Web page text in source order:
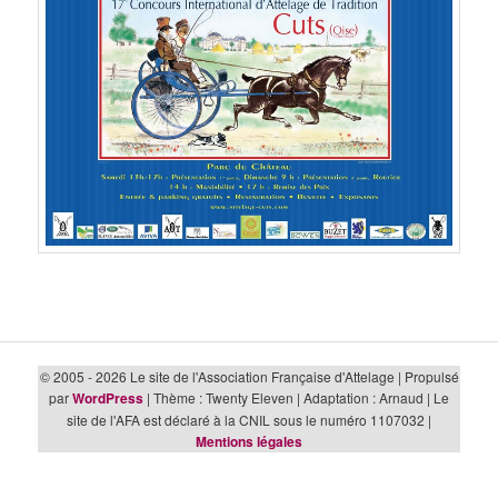
© 2005 - 2026 Le site de l'Association Française d'Attelage | Propulsé
parWordPress | Thème : Twenty Eleven | Adaptation : Arnaud | Le
site de l'AFA est déclaré à la CNIL sous le numéro 1107032 |
Mentions légales